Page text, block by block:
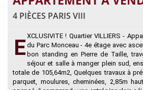
4 PIÈCES PARIS VIII
E XCLUSIVITE ! Quartier VILLIERS -
du Parc Monceau - 4e étage avec
bon standing en Pierre de Taille,
séjour et salle à manger plein sud,
totale de 105,64m2, Quelques travaux à
parquet, moulures, cheminées, 2,85m